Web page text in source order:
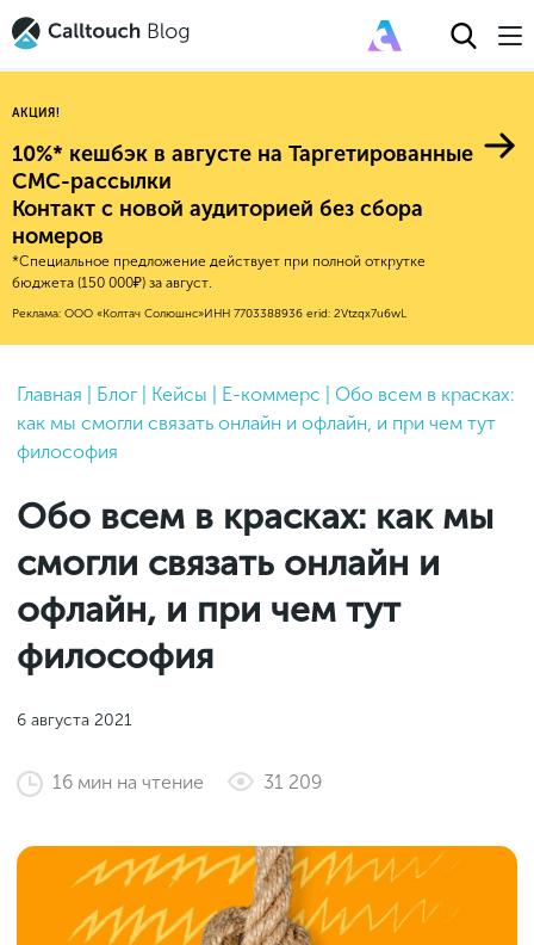
Авторитейл
Финансы
Е-коммерс
Недвижимость
HoReCa
Услуги
Фитнес
2025
2024
2022
2021
2019
2018
2017
Новые продукты
Эксплейнеры
Обновления продуктов Calltouch
Обучение работы с инструментами
Calltouch
Индекс здоровья российского
Mental Health
Исследование Out Of Cloud
Привлечение
Конверсия
Аналитика
Процессы и управление
Финансы и бухгалтерия
Законы и документы
Старт и идеи
Инструменты и сервисы
Продажи и маркетплейсы
Словарь маркетолога
Callday
MeetUp
Вебинары и практикумы
АКЦИЯ!
10%* кешбэк в августе на Таргетированные
СМС-рассылки
Контакт с новой аудиторией без сбора
номеров
*Специальное предложение действует при полной открутке
бюджета (150 000₽) за август.
Реклама: ООО «Колтач Солюшнс»ИНН 7703388936 erid: 2Vtzqx7u6wL
Главная Блог Кейсы Е-коммерс
Обо всем в красках:
как мы смогли связать онлайн и офлайн, и при чем тут
философия
Обо всем в красках: как мы
смогли связать онлайн и
офлайн, и при чем тут
философия
6 августа 2021
16 мин на чтение 31 209